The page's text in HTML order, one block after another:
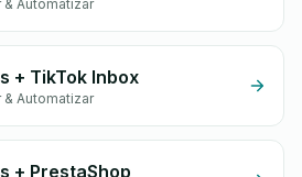
& Automatizar
+ TikTok Inbox
& Automatizar
+ PrestaShop